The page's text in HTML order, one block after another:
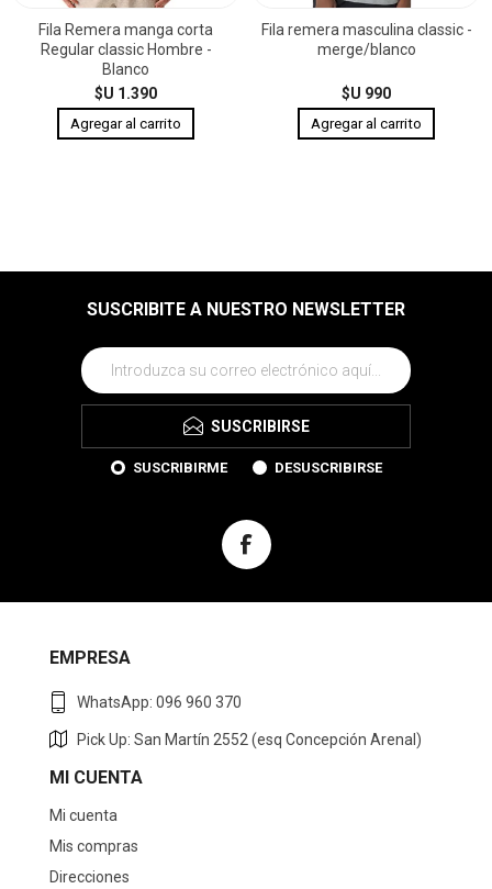
Fila Remera manga corta
Regular classic Hombre -
Blanco
$U 1.390
Fila remera masculina classic -
merge/blanco
$U 990
SUSCRIBITE A NUESTRO NEWSLETTER
SUSCRIBIRSE
SUSCRIBIRME DESUSCRIBIRSE
EMPRESA
WhatsApp: 096 960 370
Pick Up: San Martín 2552 (esq Concepción Arenal)
MI CUENTA
Mi cuenta
Mis compras
Direcciones